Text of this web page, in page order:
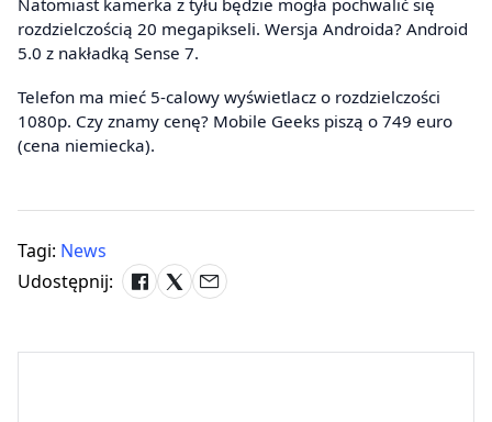
Natomiast kamerka z tyłu będzie mogła pochwalić się
rozdzielczością 20 megapikseli. Wersja Androida? Android
5.0 z nakładką Sense 7.
Telefon ma mieć 5-calowy wyświetlacz o rozdzielczości
1080p. Czy znamy cenę? Mobile Geeks piszą o 749 euro
(cena niemiecka).
Tagi: News
Udostępnij: